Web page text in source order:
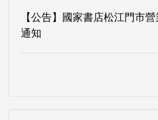
【公告】國家書店松江門市
通知